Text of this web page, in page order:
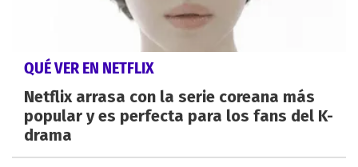
QUÉ VER EN NETFLIX
Netflix arrasa con la serie coreana más
popular y es perfecta para los fans del K-
drama